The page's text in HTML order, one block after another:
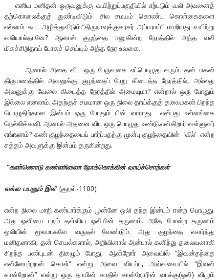
எனிய மனிதன் ஒருவனுக்கு வயிற்றுப்பகுதியில் எற்படும் வலி அவனைத்
தற்கொலைக்குத் துண்டிவிடும். சில சமயம் கொண்ட கொள்கைகளை
எல்லாம் கூட அழித்துவிடும்.“திருநாவுக்குகரசர் அப்பராய்” மாறியது வயிற்று
வலியால்தானே? ஆனால் குழந்தை ஈனுகின்ற நேரத்தில் அந்த வலி
மிகச்சிறிதாய் போகச் செய்யும் அந்த நேர உவகை.
ஆனால் அதை விட ஒரு பேருவகை எப்பொழுது வரும். தன் மகன்
திருமணத்தில் அவனுக்கு குழந்தைப் பேறு கிடைத்த நேரத்தில், அல்லது
அவனுக்கு வேலை கிடைத்த நேரத்தில் அமையுமா? என்றால் ஒரு போதும்
இல்லை எனலாம். அதற்குச் சமமான ஒரு நிலை தாய்க்குத் தலைமகன் பிறந்த
பொழுதிற்கான இன்பம் ஒரு போதும் பின் வாராது என்பது உள்ளங்கை
நெல்லிக்கனி. ஆனால் அதனை விட ஒரு பொழுது உண்டு.என்கிறார் வள்ளுவர்
எங்ஙனம்? கண் குழந்தையைப் பார்ப்பதற்கு முன்பு குழந்தையின் ‘வீல்’ என்ற
சத்தம் அவளுக்கு இன்பம் தருகின்றது.
“கண்ணொடு கண்ணிணை நோக்கொக்கின் வாய்ச்சொற்கள்
என்ன பயனும் இல” (குறள்-1100)
என்ற நிலை மாறி கண்பார்க்கும் முன்னே ஒலி தந்த இன்பம் ஈன்ற பொழுது.
அது ஒளியை புறம் தள்ளிய ஒலியின் தருணம். அதே போன்ற தருணம்
ஒலியின் மூலமாகவே வருதல் வேண்டும். அது குழந்தை வளர்ந்து
மனிதனாகி, தன் செயல்களால், அறிவினால் அன்பால் கனிந்து தலைவனாகி
சிறந்த பண்புடன் திகழும் போது, ஆன்றோர் அவையில் “இவன்தந்தை
என்னோற்றான் கொள்” என்று அவை வியப்ப, அவ்வவையில் “இவன்
சான்றோன்” என்று ஒரு தாயின் காதில் சான்றோரின் வாக்கு(ஒலி) விழும்